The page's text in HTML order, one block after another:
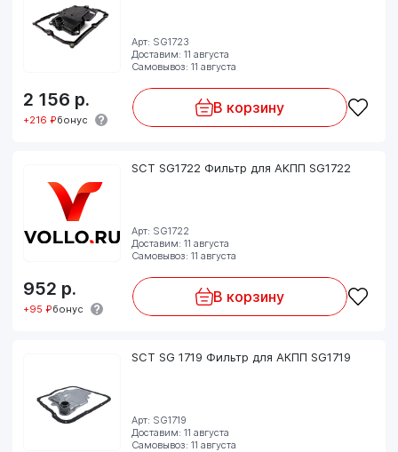
Арт: SG1723
Доставим: 11 августа
Самовывоз: 11 августа
2 156 р.
+216 ₽бонус
В корзину
SCT SG1722 Фильтр для АКПП SG1722
Арт: SG1722
Доставим: 11 августа
Самовывоз: 11 августа
952 р.
+95 ₽бонус
В корзину
SCT SG 1719 Фильтр для АКПП SG1719
Арт: SG1719
Доставим: 11 августа
Самовывоз: 11 августа